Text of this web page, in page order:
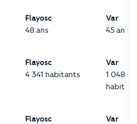
Flayosc
48 ans
Var
45 ans
Flayosc
4 341 habitants
Var
1 048
Flayosc
Var